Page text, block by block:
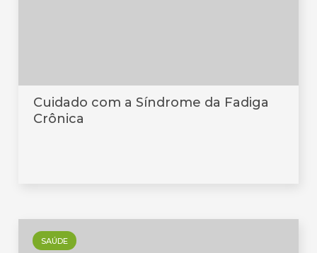
Cuidado com a Síndrome da Fadiga
Crônica
SAÚDE